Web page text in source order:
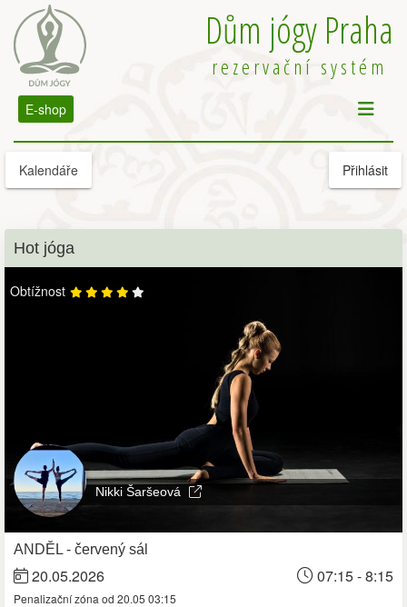
Dům jógy Praha
rezervační systém
E-shop
Kalendáře Přihlásit
Hot jóga
Obtížnost
Nikki Šaršeová
ANDĚL - červený sál
20.05.2026 07:15 - 8:15
Penalizační zóna od 20.05 03:15